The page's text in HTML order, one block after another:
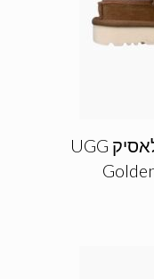
סנדלי האגג דגם גולדן קלאסיק UGG